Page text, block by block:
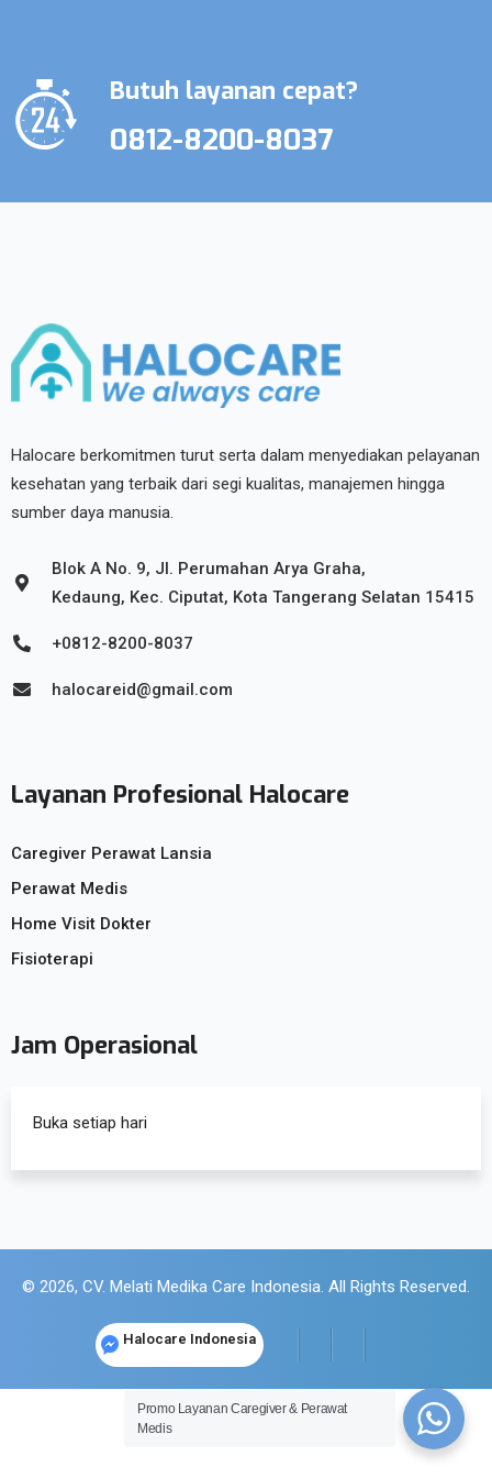
Butuh layanan cepat?
0812-8200-8037
Halocare berkomitmen turut serta dalam menyediakan pelayanan
kesehatan yang terbaik dari segi kualitas, manajemen hingga
sumber daya manusia.
Blok A No. 9, Jl. Perumahan Arya Graha,
Kedaung, Kec. Ciputat, Kota Tangerang Selatan 15415
+0812-8200-8037
halocareid@gmail.com
Layanan Profesional Halocare
Caregiver Perawat Lansia
Perawat Medis
Home Visit Dokter
Fisioterapi
Jam Operasional
Buka setiap hari
© 2026, CV. Melati Medika Care Indonesia. All Rights Reserved.
Halocare Indonesia
Promo Layanan Caregiver & Perawat
Medis